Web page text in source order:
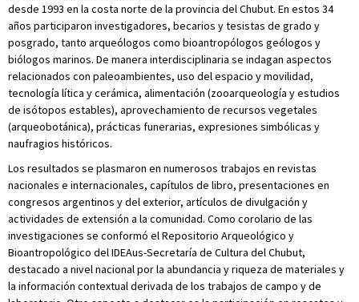
desde 1993 en la costa norte de la provincia del Chubut. En estos 34
años participaron investigadores, becarios y tesistas de grado y
posgrado, tanto arqueólogos como bioantropólogos geólogos y
biólogos marinos. De manera interdisciplinaria se indagan aspectos
relacionados con paleoambientes, uso del espacio y movilidad,
tecnología lítica y cerámica, alimentación (zooarqueología y estudios
de isótopos estables), aprovechamiento de recursos vegetales
(arqueobotánica), prácticas funerarias, expresiones simbólicas y
naufragios históricos.
Los resultados se plasmaron en numerosos trabajos en revistas
nacionales e internacionales, capítulos de libro, presentaciones en
congresos argentinos y del exterior, artículos de divulgación y
actividades de extensión a la comunidad. Como corolario de las
investigaciones se conformó el Repositorio Arqueológico y
Bioantropológico del IDEAus-Secretaría de Cultura del Chubut,
destacado a nivel nacional por la abundancia y riqueza de materiales y
la información contextual derivada de los trabajos de campo y de